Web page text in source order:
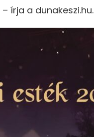
írja a dunakeszi.hu.